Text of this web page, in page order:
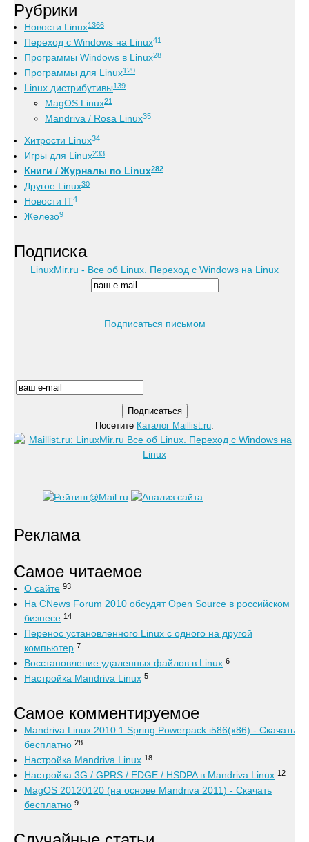
Рубрики
Новости Linux1366
Переход с Windows на Linux41
Программы Windows в Linux28
Программы для Linux129
Linux дистрибутивы139
MagOS Linux21
Mandriva / Rosa Linux35
Хитрости Linux34
Игры для Linux233
Книги / Журналы по Linux282
Другое Linux30
Новости IT4
Железо9
Подписка
LinuxMir.ru - Все об Linux. Переход с Windows на Linux
Подписаться письмом
Посетите Каталог Maillist.ru.
Реклама
Самое читаемое
О сайте 93
На CNews Forum 2010 обсудят Open Source в российском
бизнесе 14
Перенос установленного Linux с одного на другой
компьютер 7
Восстановление удаленных файлов в Linux 6
Настройка Mandriva Linux 5
Самое комментируемое
Mandriva Linux 2010.1 Spring Powerpack i586(x86) - Скачать
бесплатно 28
Настройка Mandriva Linux 18
Настройка 3G / GPRS / EDGE / HSDPA в Mandriva Linux 12
MagOS 20120120 (на основе Mandriva 2011) - Скачать
бесплатно 9